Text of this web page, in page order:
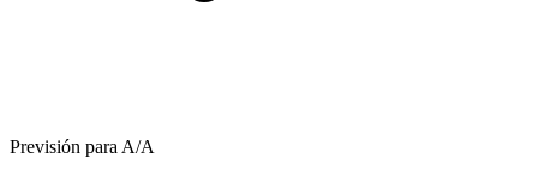
Previsión para A/A